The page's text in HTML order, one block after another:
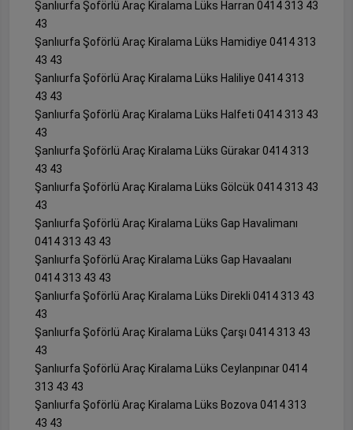
Şanlıurfa Şoförlü Araç Kiralama Lüks Harran 0414 313 43
43
Şanlıurfa Şoförlü Araç Kiralama Lüks Hamidiye 0414 313
43 43
Şanlıurfa Şoförlü Araç Kiralama Lüks Haliliye 0414 313
43 43
Şanlıurfa Şoförlü Araç Kiralama Lüks Halfeti 0414 313 43
43
Şanlıurfa Şoförlü Araç Kiralama Lüks Gürakar 0414 313
43 43
Şanlıurfa Şoförlü Araç Kiralama Lüks Gölcük 0414 313 43
43
Şanlıurfa Şoförlü Araç Kiralama Lüks Gap Havalimanı
0414 313 43 43
Şanlıurfa Şoförlü Araç Kiralama Lüks Gap Havaalanı
0414 313 43 43
Şanlıurfa Şoförlü Araç Kiralama Lüks Direkli 0414 313 43
43
Şanlıurfa Şoförlü Araç Kiralama Lüks Çarşı 0414 313 43
43
Şanlıurfa Şoförlü Araç Kiralama Lüks Ceylanpınar 0414
313 43 43
Şanlıurfa Şoförlü Araç Kiralama Lüks Bozova 0414 313
43 43